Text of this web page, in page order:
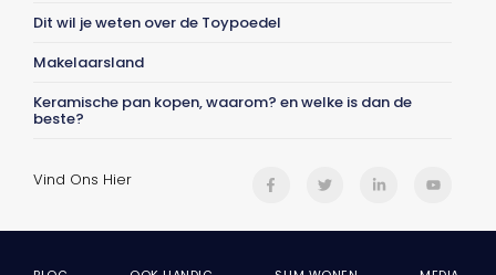
Dit wil je weten over de Toypoedel
Makelaarsland
Keramische pan kopen, waarom? en welke is dan de
beste?
Vind Ons Hier